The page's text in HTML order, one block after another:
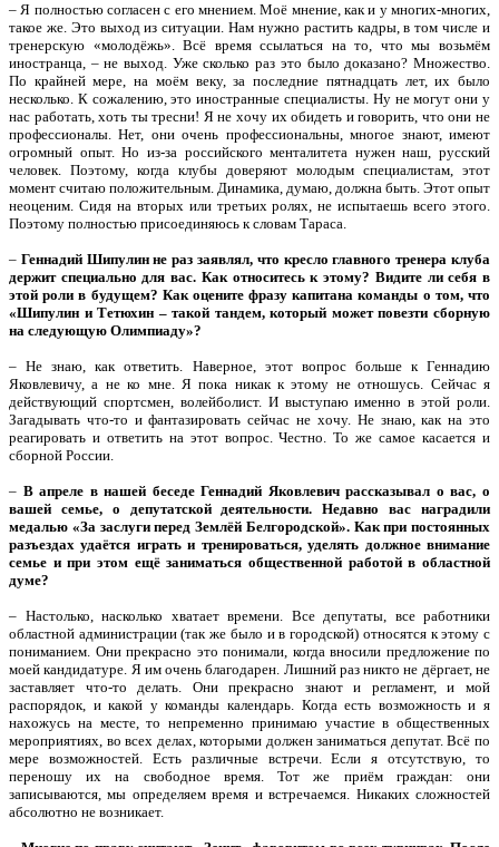
– Я полностью согласен с его мнением. Моё мнение, как и у многих-многих,
такое же. Это выход из ситуации. Нам нужно растить кадры, в том числе и
тренерскую «молодёжь». Всё время ссылаться на то, что мы возьмём
иностранца, – не выход. Уже сколько раз это было доказано? Множество.
По крайней мере, на моём веку, за последние пятнадцать лет, их было
несколько. К сожалению, это иностранные специалисты. Ну не могут они у
нас работать, хоть ты тресни! Я не хочу их обидеть и говорить, что они не
профессионалы. Нет, они очень профессиональны, многое знают, имеют
огромный опыт. Но из-за российского менталитета нужен наш, русский
человек. Поэтому, когда клубы доверяют молодым специалистам, этот
момент считаю положительным. Динамика, думаю, должна быть. Этот опыт
неоценим. Сидя на вторых или третьих ролях, не испытаешь всего этого.
Поэтому полностью присоединяюсь к словам Тараса.
– Геннадий Шипулин не раз заявлял, что кресло главного тренера клуба
держит специально для вас. Как относитесь к этому? Видите ли себя в
этой роли в будущем? Как оцените фразу капитана команды о том, что
«Шипулин и Тетюхин – такой тандем, который может повезти сборную
на следующую Олимпиаду»?
– Не знаю, как ответить. Наверное, этот вопрос больше к Геннадию
Яковлевичу, а не ко мне. Я пока никак к этому не отношусь. Сейчас я
действующий спортсмен, волейболист. И выступаю именно в этой роли.
Загадывать что-то и фантазировать сейчас не хочу. Не знаю, как на это
реагировать и ответить на этот вопрос. Честно. То же самое касается и
сборной России.
– В апреле в нашей беседе Геннадий Яковлевич рассказывал о вас, о
вашей семье, о депутатской деятельности. Недавно вас наградили
медалью «За заслуги перед Землёй Белгородской». Как при постоянных
разъездах удаётся играть и тренироваться, уделять должное внимание
семье и при этом ещё заниматься общественной работой в областной
думе?
– Настолько, насколько хватает времени. Все депутаты, все работники
областной администрации (так же было и в городской) относятся к этому с
пониманием. Они прекрасно это понимали, когда вносили предложение по
моей кандидатуре. Я им очень благодарен. Лишний раз никто не дёргает, не
заставляет что-то делать. Они прекрасно знают и регламент, и мой
распорядок, и какой у команды календарь. Когда есть возможность и я
нахожусь на месте, то непременно принимаю участие в общественных
мероприятиях, во всех делах, которыми должен заниматься депутат. Всё по
мере возможностей. Есть различные встречи. Если я отсутствую, то
переношу их на свободное время. Тот же приём граждан: они
записываются, мы определяем время и встречаемся. Никаких сложностей
абсолютно не возникает.